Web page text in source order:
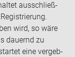
aus­schließ­
wird, so wäre
dau­ernd zu
eine ver­geb­